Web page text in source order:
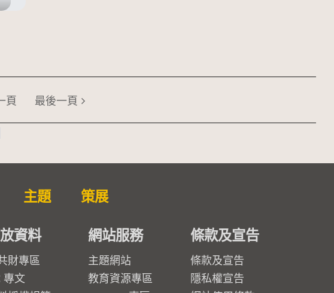
頁 最後一頁
主題 策展
資料
財專區
專文
網站服務
主題網站
教育資源專區
條款及宣告
條款及宣告
隱私權宣告